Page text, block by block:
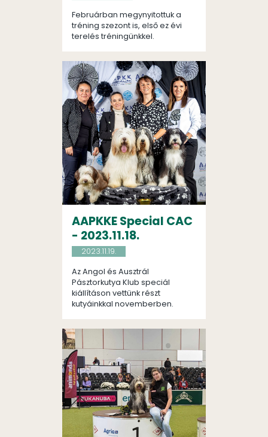
Februárban megynyitottuk a
tréning szezont is, első ez évi
terelés tréningünkkel.
AAPKKE Special CAC
- 2023.11.18.
2023.11.19.
Az Angol és Ausztrál
Pásztorkutya Klub speciál
kiállításon vettünk részt
kutyáinkkal novemberben.